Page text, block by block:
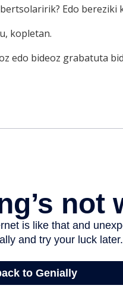
Edo bereziki
kopletan.
edo bideoz grabatuta